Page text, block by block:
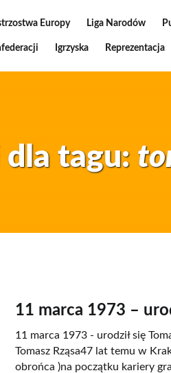
Europy Liga Narodów
Igrzyska Reprezentacja
tagu:
11 marca 1973 –
11 marca 1973 - urodził się
Tomasz Rząsa47 lat temu w
obrońca )na początku kariery